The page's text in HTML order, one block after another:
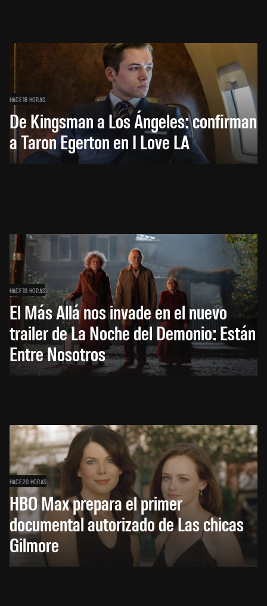
HACE 18 HORAS
De Kingsman a Los Ángeles: confirman
a Taron Egerton en I Love LA
HACE 19 HORAS
El Más Allá nos invade en el nuevo
trailer de La Noche del Demonio: Están
Entre Nosotros
HACE 20 HORAS
HBO Max prepara el primer
documental autorizado de Las chicas
Gilmore